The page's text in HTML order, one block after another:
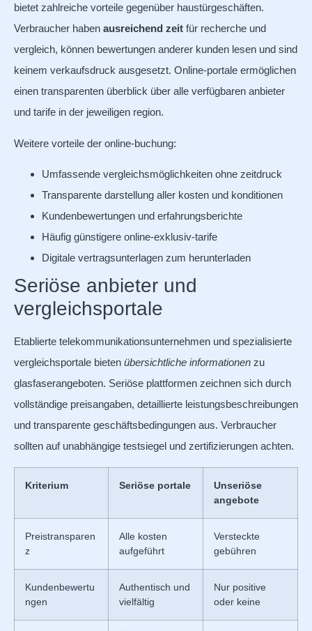
bietet zahlreiche vorteile gegenüber haustürgeschäften.
Verbraucher haben ausreichend zeit für recherche und
vergleich, können bewertungen anderer kunden lesen und sind
keinem verkaufsdruck ausgesetzt. Online-portale ermöglichen
einen transparenten überblick über alle verfügbaren anbieter
und tarife in der jeweiligen region.
Weitere vorteile der online-buchung:
Umfassende vergleichsmöglichkeiten ohne zeitdruck
Transparente darstellung aller kosten und konditionen
Kundenbewertungen und erfahrungsberichte
Häufig günstigere online-exklusiv-tarife
Digitale vertragsunterlagen zum herunterladen
Seriöse anbieter und
vergleichsportale
Etablierte telekommunikationsunternehmen und spezialisierte
vergleichsportale bieten übersichtliche informationen zu
glasfaserangeboten. Seriöse plattformen zeichnen sich durch
vollständige preisangaben, detaillierte leistungsbeschreibungen
und transparente geschäftsbedingungen aus. Verbraucher
sollten auf unabhängige testsiegel und zertifizierungen achten.
Kriterium Seriöse portale
Unseriöse
angebote
Preistransparen
z
Alle kosten
aufgeführt
Versteckte
gebühren
Kundenbewertu
ngen
Authentisch und
vielfältig
Nur positive
oder keine